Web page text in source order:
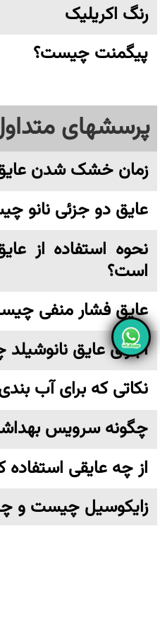
رنگ اکریلیک
پیگمنت چیست؟
پرسشهای
زمان خشک شدن
عایق دو جزئی نانو
نحوه استفاده از
است؟
عایق فشار منفی
اجرای عایق
نکاتی که برای آب
چگونه سرویس
از چه عایقی استفاده
زایکوسیل چیست و چه